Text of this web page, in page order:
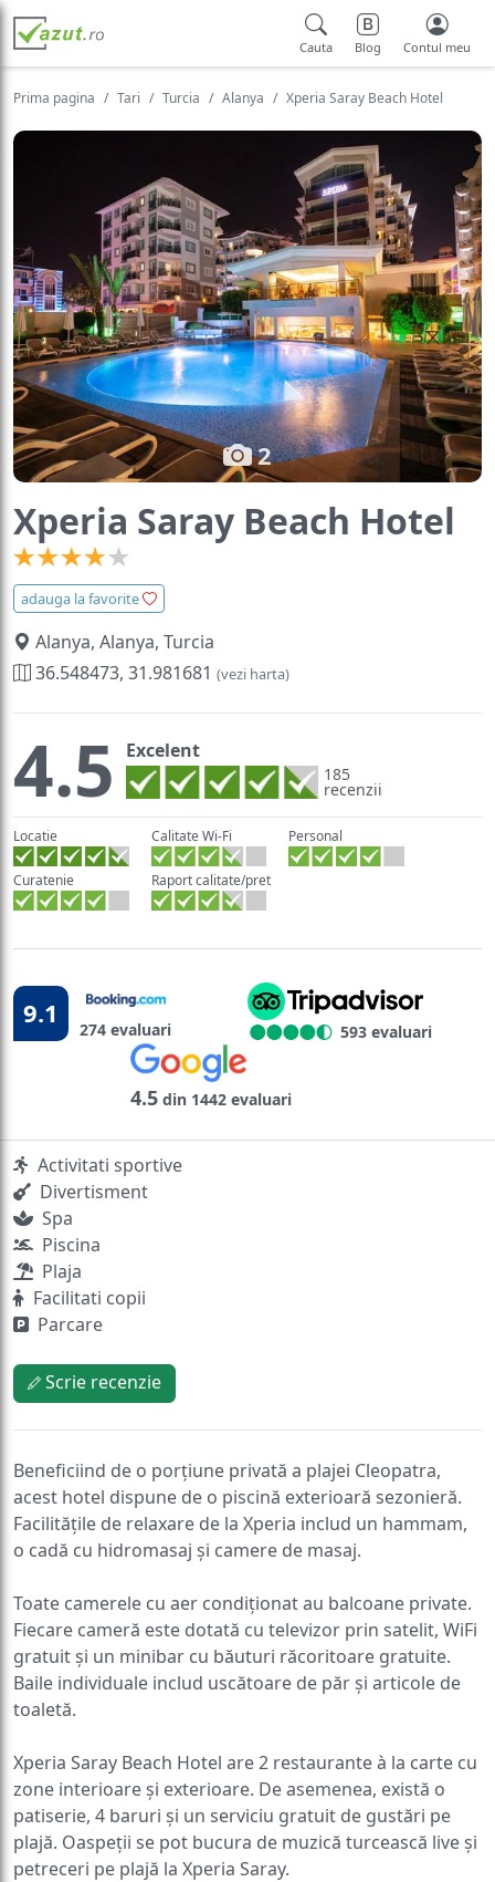
Cauta Blog Contul meu
Prima pagina Tari Turcia Alanya Xperia Saray Beach Hotel
2
Xperia Saray Beach Hotel
adauga la favorite
Alanya, Alanya, Turcia
36.548473, 31.981681 (vezi harta)
4.5 Excelent
185
recenzii
Locatie Calitate Wi-Fi Personal
Curatenie Raport calitate/pret
9.1 274 evaluari 593 evaluari
4.5 din 1442 evaluari
Activitati sportive
Divertisment
Spa
Piscina
Plaja
Facilitati copii
Parcare
Scrie recenzie
Beneficiind de o porțiune privată a plajei Cleopatra,
acest hotel dispune de o piscină exterioară sezonieră.
Facilitățile de relaxare de la Xperia includ un hammam,
o cadă cu hidromasaj și camere de masaj.
Toate camerele cu aer condiționat au balcoane private.
Fiecare cameră este dotată cu televizor prin satelit, WiFi
gratuit și un minibar cu băuturi răcoritoare gratuite.
Baile individuale includ uscătoare de păr și articole de
toaletă.
Xperia Saray Beach Hotel are 2 restaurante à la carte cu
zone interioare și exterioare. De asemenea, există o
patiserie, 4 baruri și un serviciu gratuit de gustări pe
plajă. Oaspeții se pot bucura de muzică turcească live și
petreceri pe plajă la Xperia Saray.